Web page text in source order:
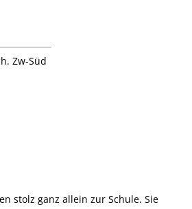
Zw-Süd
stolz ganz allein zur Schule. Sie